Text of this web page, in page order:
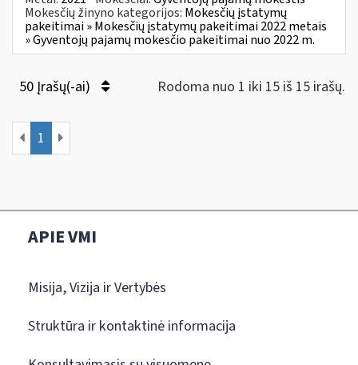
Mokesčių žinyno kategorijos: Mokesčių įstatymų
pakeitimai » Mokesčių įstatymų pakeitimai 2022 metais
» Gyventojų pajamų mokesčio pakeitimai nuo 2022 m.
50 Įrašų(-ai) Rodoma nuo 1 iki 15 iš 15 irašų.
1
APIE VMI
Misija, Vizija ir Vertybės
Struktūra ir kontaktinė informacija